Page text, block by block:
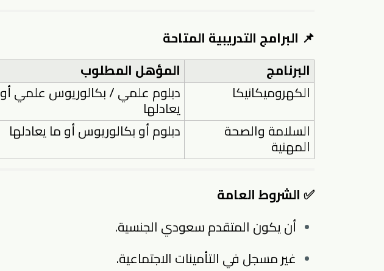
📌 البرامج التدريبية المتاحة
البرنامج
المؤهل المطلوب
الكهروميكانيكا
دبلوم علمي / بكالوريوس علمي
يعادلها
السلامة والصحة
المهنية
دبلوم أو بكالوريوس أو ما يعادلها
✅ الشروط العامة
أن يكون المتقدم سعودي الجنسية.
غير مسجل في التأمينات الاجتماعية.